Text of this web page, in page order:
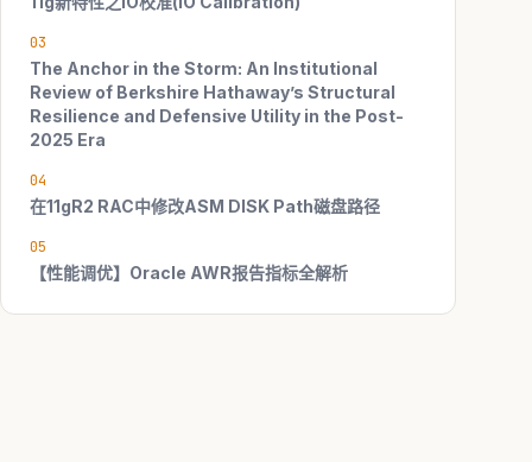
03
The Anchor in the Storm: An Institutional
Review of Berkshire Hathaway’s Structural
Resilience and Defensive Utility in the Post-
2025 Era
04
在11gR2 RAC中修改ASM DISK Path磁盘路径
05
【性能调优】Oracle AWR报告指标全解析